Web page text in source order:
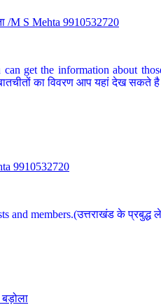
/M S Mehta 9910532720
get the information about
बातचीतों का विवरण आप यहां देख सकते
9910532720
members.(उत्तराखंड के प्रबुद्ध